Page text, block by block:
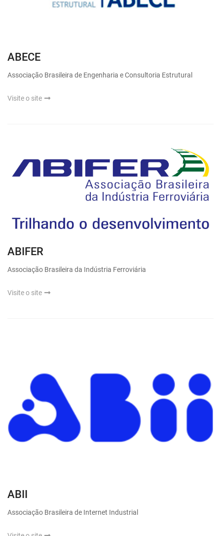
ABECE
Associação Brasileira de Engenharia e Consultoria Estrutural
Visite o site
ABIFER
Associação Brasileira da Indústria Ferroviária
Visite o site
ABII
Associação Brasileira de Internet Industrial